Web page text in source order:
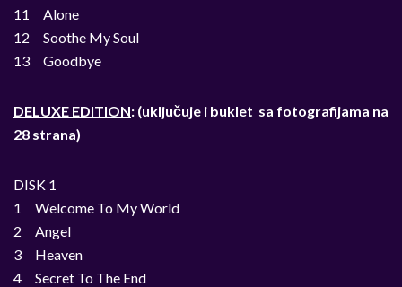
11 Alone
12 Soothe My Soul
13 Goodbye
DELUXE EDITION: (uključuje i buklet sa fotografijama na
28 strana)
DISK 1
1 Welcome To My World
2 Angel
3 Heaven
4 Secret To The End